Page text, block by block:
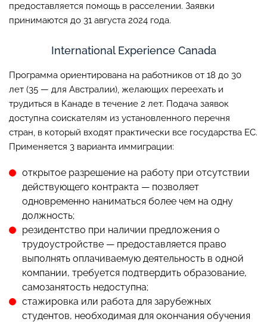
предоставляется помощь в расселении. Заявки
принимаются до 31 августа 2024 года.
International Experience Canada
Программа ориентирована на работников от 18 до 30
лет (35 — для Австралии), желающих переехать и
трудиться в Канаде в течение 2 лет. Подача заявок
доступна соискателям из установленного перечня
стран, в который входят практически все государства ЕС.
Применяется 3 варианта иммиграции:
открытое разрешение на работу при отсутствии
действующего контракта — позволяет
одновременно наниматься более чем на одну
должность;
резидентство при наличии предложения о
трудоустройстве — предоставляется право
выполнять оплачиваемую деятельность в одной
компании, требуется подтвердить образование,
самозанятость недоступна;
стажировка или работа для зарубежных
студентов, необходимая для окончания обучения